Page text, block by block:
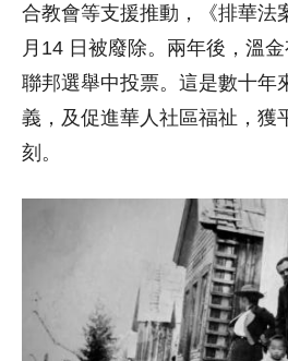
合教會等支援推動，《排華法
月14 日被廢除。兩年後，溫
聯邦選舉中投票。這是數十年
義，及促進華人社區福祉，獲
刻。